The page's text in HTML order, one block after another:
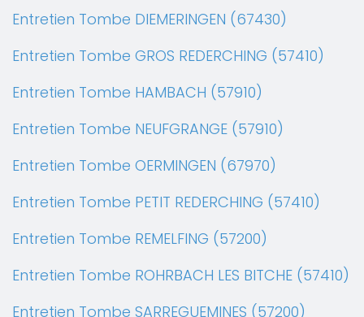
Entretien Tombe DIEMERINGEN (67430)
Entretien Tombe GROS REDERCHING (57410)
Entretien Tombe HAMBACH (57910)
Entretien Tombe NEUFGRANGE (57910)
Entretien Tombe OERMINGEN (67970)
Entretien Tombe PETIT REDERCHING (57410)
Entretien Tombe REMELFING (57200)
Entretien Tombe ROHRBACH LES BITCHE (57410)
Entretien Tombe SARREGUEMINES (57200)